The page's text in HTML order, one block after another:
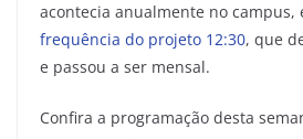
acontecia anualmente no campus,
frequência do projeto 12:30, que
e passou a ser mensal.
Confira a programação desta